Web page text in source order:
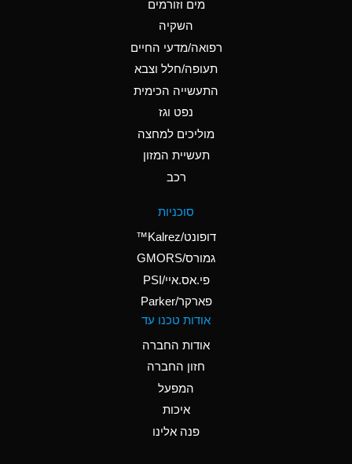
Ammonium Hydroxide
D
Ammonium Nitrate
Ammonium Nitrite
Ammonium Persulfate
Ammonium Phosphate
A
Ammonium Sulfate
A
Amyl Acetate (Banana
מים וזורמים
השקיה
רפואה/מדעי החיים
תעופה/חלל וצבא
התעשייה הכימית
נפט וגז
מוליכים למחצה
תעשיית המזון
רכב
סוכניות
דופונט/Kalrez™
גמורס/GMORS
פי.אס.איי/PSI
פארקר/Parker
אודות טכנו עד
אודות החברה
חזון החברה
המפעל
איכות
פנה אלינו